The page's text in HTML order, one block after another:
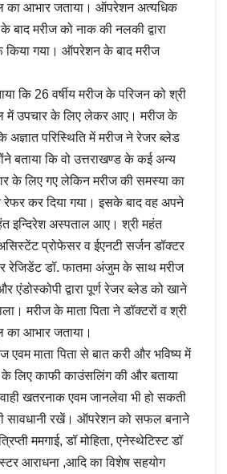
का आभार जताया। ऑपरेशन अत्यधिक
मरीज को नाक की नलकी द्वारा
किया गया। ऑपरेशन के बाद मरीज
कि 26 वर्षीय मरीज के परिजन को श्री
में उपचार के लिए लेकर आए। मरीज के
अज्ञात परिस्थिति में मरीज ने रेजर ब्लेड
बताया कि वो उत्तराखण्ड के कई अन्य
के लिए गए लेकिन मरीज की समस्या का
कर दिया गया। इसके बाद वह अपने
इन्दिरेश अस्पताल आए। श्री महंत
प्रोफेसर व ईएनटी सर्जन डॉक्टर
रेजिडेंट डॉ. फातमा अंजुम के साथ मरीज
द्वारा पूर्ण रेजर ब्लेड को खाने
मरीज के माता पिता ने डॉक्टरों व श्री
का आभार जताया।
एवम माता पिता से बात करी और भविष्य में
के लिए काफी काउंसलिंग की और बताया
खतरनाक एवम जानलेवा भी हो सकती
सावधानी रखें। ऑपरेशन को सफल बनाने
ममगाई, डॉ मोहिता, एनेस्थेटिस्ट डॉ
आराधना ,आदि का विशेष सहयोग